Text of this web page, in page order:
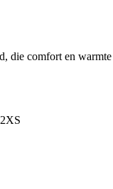
die comfort en
2XS